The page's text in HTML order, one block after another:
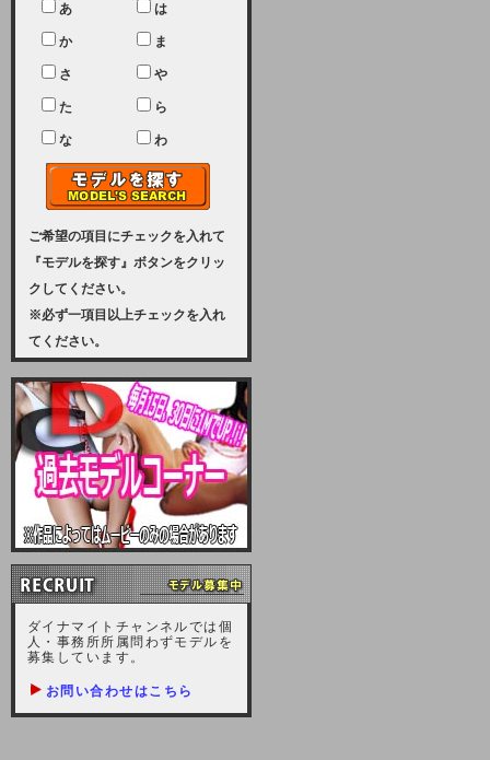
2024-02-23 (金)
【クレジットカード決済について】
只今、クレジットカード会社の都合
により決済ができない状況です。
ユーザー様には、大変ご迷惑をおか
けいたしまして申し訳ございませ
ん。
2023-08-31 (木)
【サーバーメンテナンス実施のお知
らせ】
2023年 9月10日（日曜日）午前8：
サーバーメンテナンスを実施いたし
ます。その為、アクセスはできませ
ますが、ご理解の程を宜しくお願い
致します。
2022-09-01 (木)
【サーバーメンテナンスのお知ら
せ】
9月10日（土曜日）AM6：00から
AM8：00（予定）サーバーメンテ
ナンスを致します。ご迷惑をおかけ
しますが、宜しくお願い致します。
2021-10-22 (金)
2021/10/7に起きました地震によ
あ は
か ま
さ や
た ら
な わ
ご希望の項目にチェックを入れて
『モデルを探す』ボタンをクリッ
クしてください。
※必ず一項目以上チェックを入れ
てください。
ダイナマイトチャンネルでは個
人・事務所所属問わずモデルを
募集しています。
お問い合わせはこちら